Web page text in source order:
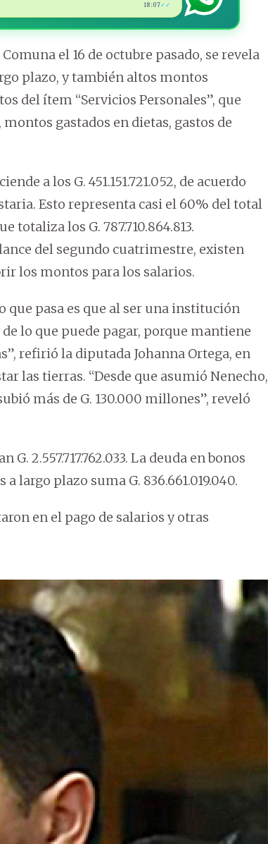
18:07✓✓
el 16 de octubre pasado, se revela
plazo, y también altos montos
del ítem “Servicios Personales”, que
gastados en dietas, gastos de
a los G. 451.151.721.052, de acuerdo
Esto representa casi el 60% del total
los G. 787.710.864.813.
del segundo cuatrimestre, existen
los montos para los salarios.
que pasa es que al ser una institución
lo que puede pagar, porque mantiene
refirió la diputada Johanna Ortega, en
las tierras. “Desde que asumió Nenecho,
más de G. 130.000 millones”, reveló
2.557.717.762.033. La deuda en bonos
largo plazo suma G. 836.661.019.040.
en el pago de salarios y otras